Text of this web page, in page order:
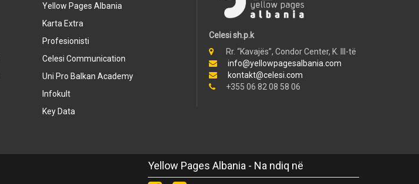
Yellow Pages Albania
Karta Extra
Profesionisti
Celesi Communication
Uni Pro Balkan Academy
Infokult
Key Data
Celesi sh.p.k
Rr. “Kavajës”, Condor Center, K. III-të
info@yellowpagesalbania.com
kontakt@celesi.com
+355 06 82 08 58 06
Yellow Pages Albania - Na ndiq në